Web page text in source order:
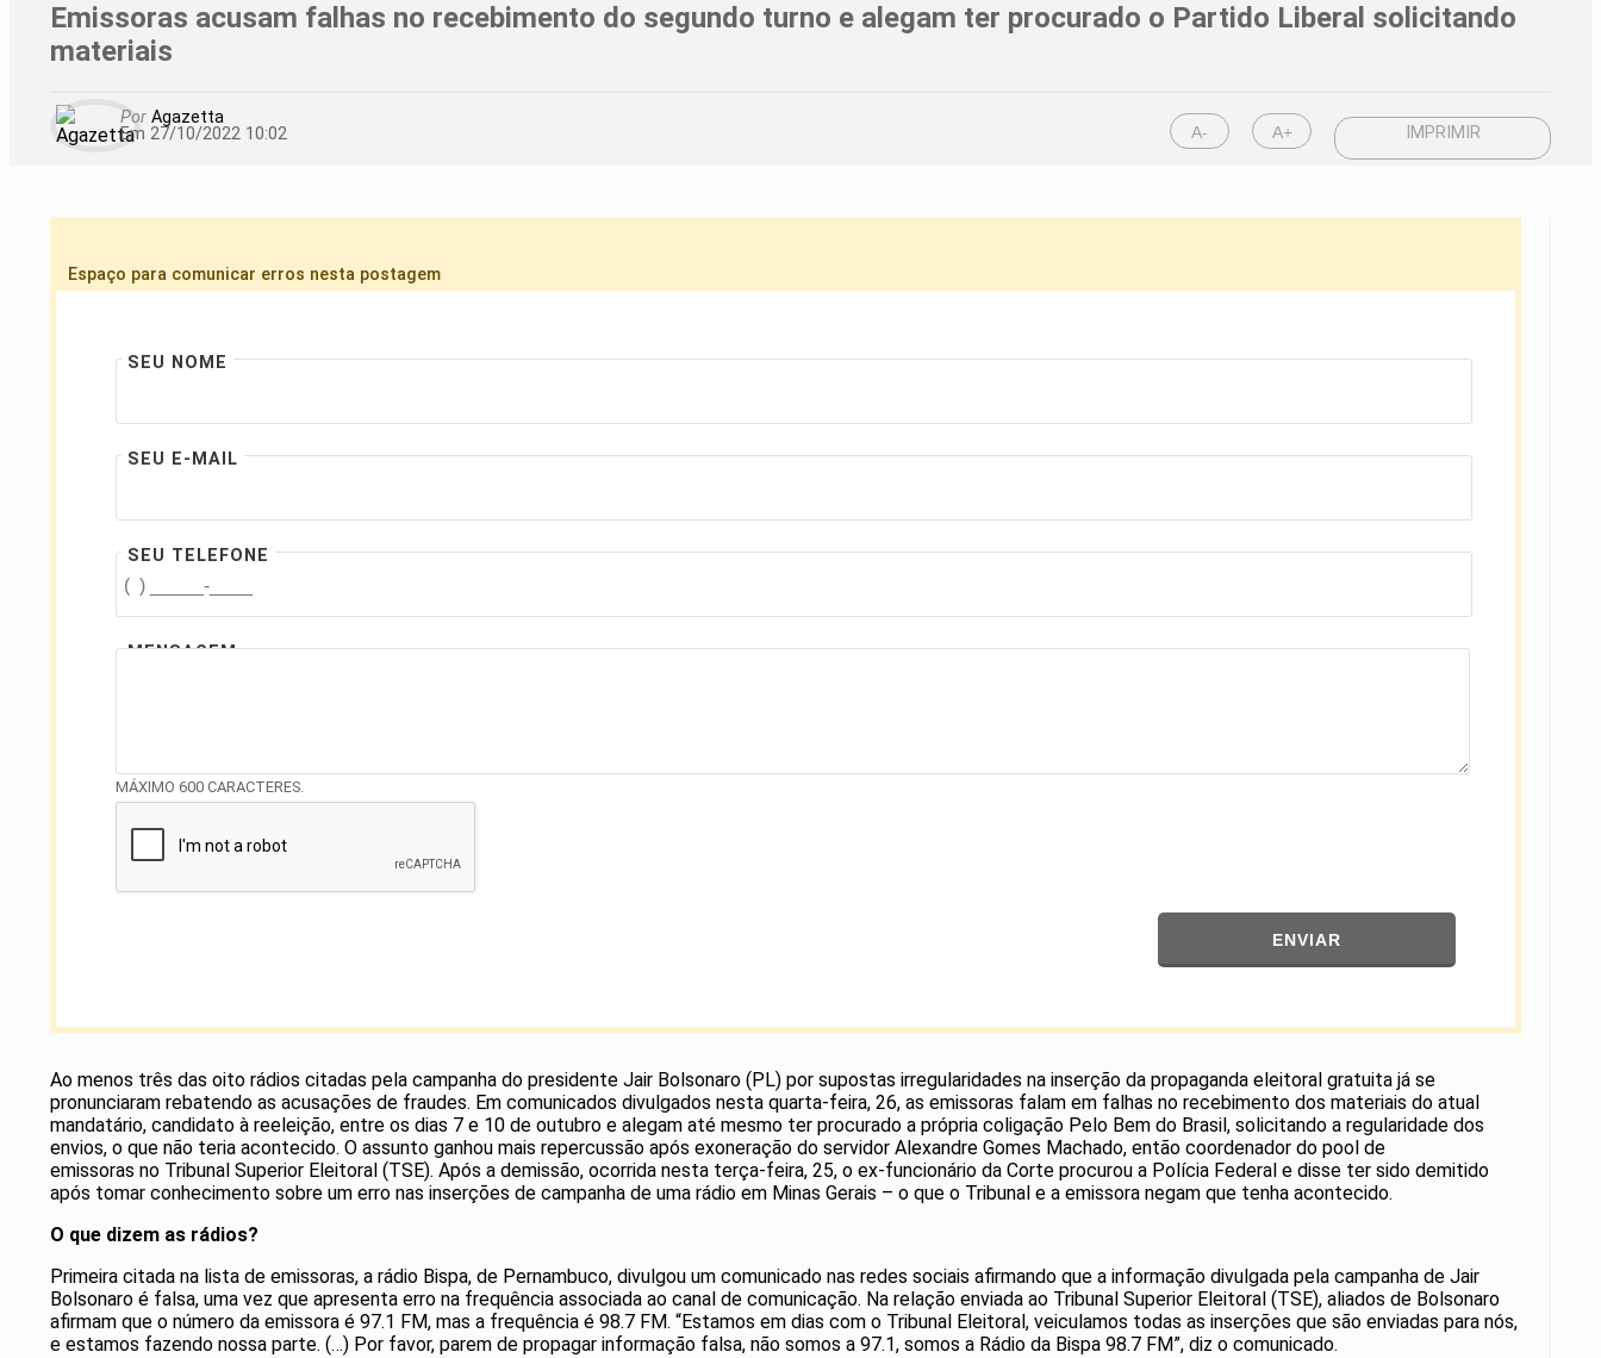
Emissoras acusam falhas no recebimento do segundo turno e alegam ter procurado o Partido Liberal solicitando
materiais
Por Agazetta
Em 27/10/2022 10:02
A- A+ IMPRIMIR
Espaço para comunicar erros nesta postagem
SEU NOME
SEU E-MAIL
SEU TELEFONE
MENSAGEM
MÁXIMO 600 CARACTERES.
ENVIAR
Ao menos três das oito rádios citadas pela campanha do presidente Jair Bolsonaro (PL) por supostas irregularidades na inserção da propaganda eleitoral gratuita já se
pronunciaram rebatendo as acusações de fraudes. Em comunicados divulgados nesta quarta-feira, 26, as emissoras falam em falhas no recebimento dos materiais do atual
mandatário, candidato à reeleição, entre os dias 7 e 10 de outubro e alegam até mesmo ter procurado a própria coligação Pelo Bem do Brasil, solicitando a regularidade dos
envios, o que não teria acontecido. O assunto ganhou mais repercussão após exoneração do servidor Alexandre Gomes Machado, então coordenador do pool de
emissoras no Tribunal Superior Eleitoral (TSE). Após a demissão, ocorrida nesta terça-feira, 25, o ex-funcionário da Corte procurou a Polícia Federal e disse ter sido demitido
após tomar conhecimento sobre um erro nas inserções de campanha de uma rádio em Minas Gerais – o que o Tribunal e a emissora negam que tenha acontecido.
O que dizem as rádios?
Primeira citada na lista de emissoras, a rádio Bispa, de Pernambuco, divulgou um comunicado nas redes sociais afirmando que a informação divulgada pela campanha de Jair
Bolsonaro é falsa, uma vez que apresenta erro na frequência associada ao canal de comunicação. Na relação enviada ao Tribunal Superior Eleitoral (TSE), aliados de Bolsonaro
afirmam que o número da emissora é 97.1 FM, mas a frequência é 98.7 FM. “Estamos em dias com o Tribunal Eleitoral, veiculamos todas as inserções que são enviadas para nós,
e estamos fazendo nossa parte. (…) Por favor, parem de propagar informação falsa, não somos a 97.1, somos a Rádio da Bispa 98.7 FM”, diz o comunicado.